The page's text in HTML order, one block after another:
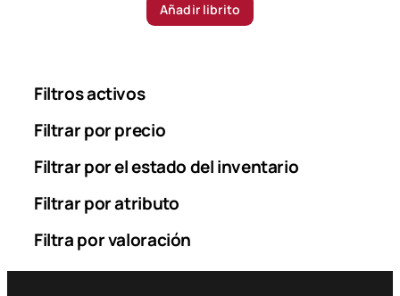
Añadir librito
Filtros activos
Filtrar por precio
Filtrar por el estado del inventario
Filtrar por atributo
Filtra por valoración